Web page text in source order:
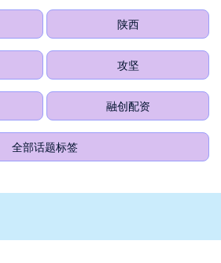
陕西
攻坚
融创配资
全部话题标签